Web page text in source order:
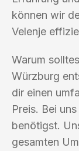
können wir
Velenje
Warum
Würzburg
dir einen
Preis. Bei
benötigst.
gesamten